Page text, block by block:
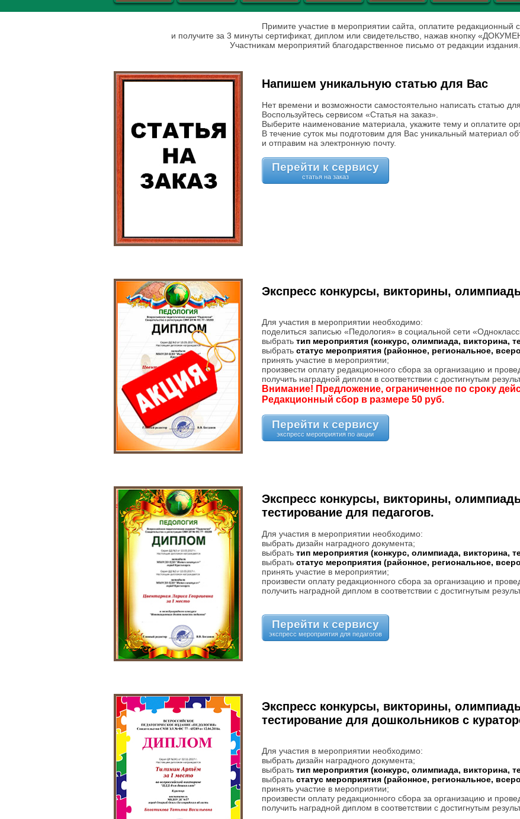
Примите участие в мероприятии сайта, оплатите редакционный
и получите за 3 минуты сертификат, диплом или свидетельство, нажав кнопку
Участникам мероприятий благодарственное письмо от редакции
Напишем уникальную статью для Вас
Нет времени и возможности самостоятельно написать статью
Воспользуйтесь сервисом «Статья на заказ».
Выберите наименование материала, укажите тему и оплатите
В течение суток мы подготовим для Вас уникальный материал
и отправим на электронную почту.
Перейти к сервису
статья на заказ
Экспресс конкурсы, викторины,
Для участия в мероприятии необходимо:
поделиться записью «Педология» в социальной сети
выбрать тип мероприятия (конкурс, олимпиада, викторина,
выбрать статус мероприятия (районное, региональное,
принять участие в мероприятии;
произвести оплату редакционного сбора за организацию и
получить наградной диплом в соответствии с достигнутым
Внимание! Предложение, ограниченное по сроку
Редакционный сбор в размере 50 руб.
Перейти к сервису
Экспресс конкурсы, викторины,
тестирование для педагогов.
Для участия в мероприятии необходимо:
выбрать дизайн наградного документа;
выбрать тип мероприятия (конкурс, олимпиада, викторина,
выбрать статус мероприятия (районное, региональное,
принять участие в мероприятии;
произвести оплату редакционного сбора за организацию и
получить наградной диплом в соответствии с достигнутым
Перейти к сервису
экспресс мероприятия для педагогов
Экспресс конкурсы, викторины,
тестирование для дошкольников с
Для участия в мероприятии необходимо:
выбрать дизайн наградного документа;
выбрать тип мероприятия (конкурс, олимпиада, викторина,
выбрать статус мероприятия (районное, региональное,
принять участие в мероприятии;
произвести оплату редакционного сбора за организацию и
получить наградной диплом в соответствии с достигнутым